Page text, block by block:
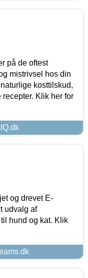
på de oftest
mistrivsel hos din
kosttilskud,
Klik her for
og drevet E-
udvalg af
hund og kat. Klik